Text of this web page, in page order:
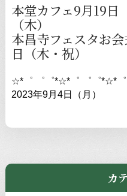
本堂カフェ9月19日
（木）
本昌寺フェスタお
日（木・祝）
☆*゜ ゜゜*☆*゜ ゜゜*☆*
2023年9月4日（月）
カ